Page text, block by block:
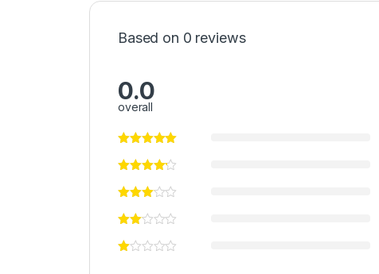
Based on 0 reviews
0.0
overall